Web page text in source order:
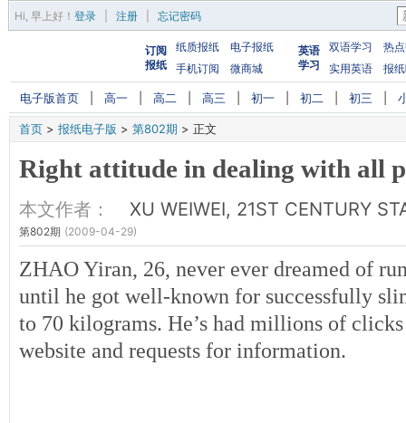
Hi, 早上好 ！ 登录 注册 忘记密码
订阅
报纸
纸质报纸
电子报纸
手机订阅
微商城
英语
学习
双语学习
热
实用英语
报
电子版首页 高一 高二 高三 初一 初二 初三
首页 > 报纸电子版 > 第802期 > 正文
Right attitude in dealing with all
本文作者： XU WEIWEI, 21ST CENTURY
第802期 (2009-04-29)
ZHAO Yiran, 26, never ever dreamed of
until he got well-known for successfully
to 70 kilograms. He’s had millions of
website and requests for information.